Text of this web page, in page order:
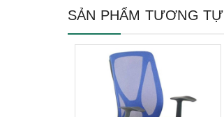
SẢN PHẨM TƯƠNG TỰ